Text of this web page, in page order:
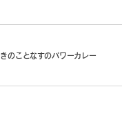
きのことなすのパワーカレー